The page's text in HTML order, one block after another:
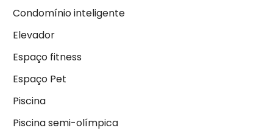
Condomínio inteligente
Elevador
Espaço fitness
Espaço Pet
Piscina
Piscina semi-olímpica